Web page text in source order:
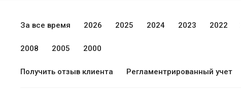
За все время 2026 2025 2024 2023 2022
2008 2005 2000
Получить отзыв клиента Регламентрированный учет